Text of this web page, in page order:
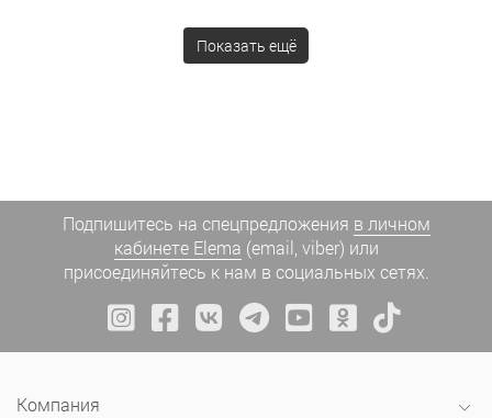
Показать ещё
Подпишитесь на спецпредложения в личном
кабинете Elema (email, viber) или
присоединяйтесь к нам в социальных сетях.
Компания